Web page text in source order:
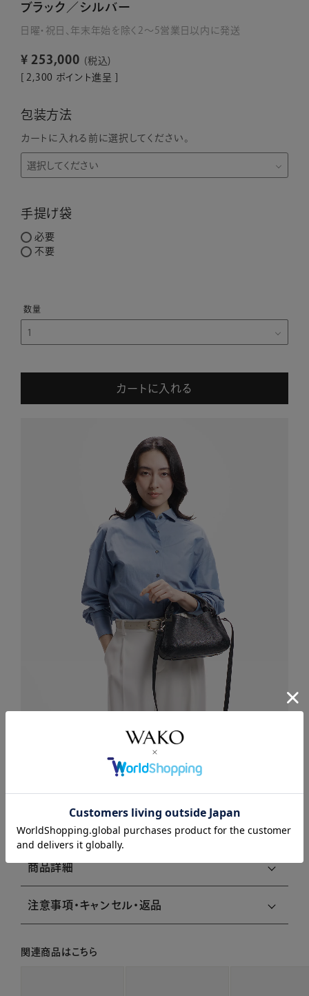
ブラック／シルバー
日曜・祝日、年末年始を除く2～5営業日以内に発送
¥ 253,000
税込
2,300 ポイント進呈 ]
包装方法
カートに入れる前に選択してください。
手提げ袋
必要
不要
カートに入れる
商品説明
商品詳細
注意事項・キャンセル・返品
関連商品はこちら